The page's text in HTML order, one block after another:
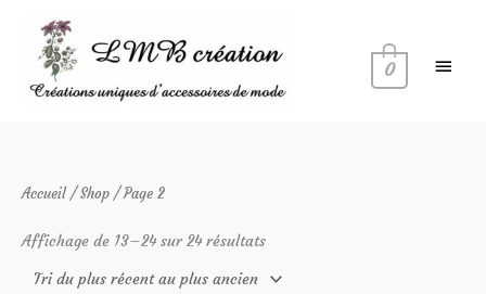
contenu
0
Accueil /Shop / Page 2
Affichage de 13–24 sur 24 résultatsau
ancien